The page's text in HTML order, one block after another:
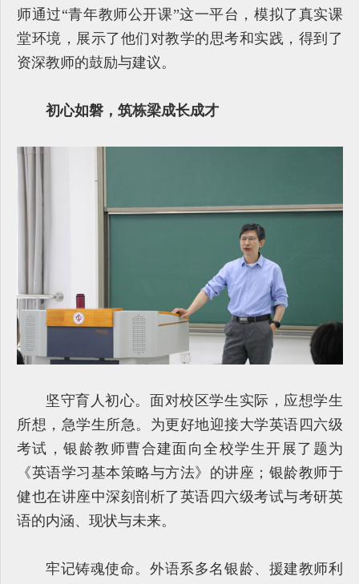
师通过“青年教师公开课”这一平台，模拟了真实课
堂环境，展示了他们对教学的思考和实践，得到了
资深教师的鼓励与建议。
初心如磐，筑栋梁成长成才
坚守育人初心。面对校区学生实际，应想学生
所想，急学生所急。为更好地迎接大学英语四六级
考试，银龄教师曹合建面向全校学生开展了题为
《英语学习基本策略与方法》的讲座；银龄教师于
健也在讲座中深刻剖析了英语四六级考试与考研英
语的内涵、现状与未来。
牢记铸魂使命。外语系多名银龄、援建教师利